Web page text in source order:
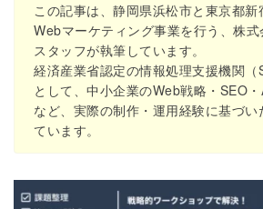
この記事は、静岡県浜松市と東京都新
Webマーケティング事業を行う、株式
スタッフが執筆しています。
経済産業省認定の情報処理支援機関（
として、中小企業のWeb戦略・SEO・
など、実際の制作・運用経験に基づい
ています。